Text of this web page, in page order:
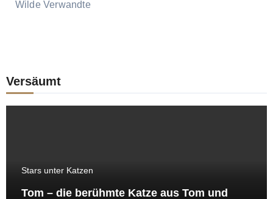
Wilde Verwandte
Versäumt
Stars unter Katzen
Tom – die berühmte Katze aus Tom und